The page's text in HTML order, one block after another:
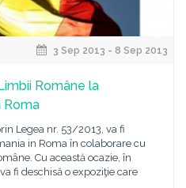
3 Sep 2013 - 8 Sep 2013
Române la
Roma
Legea nr. 53/2013, va fi
in Roma în colaborare cu
Cu această ocazie, în
fi deschisă o expoziţie care